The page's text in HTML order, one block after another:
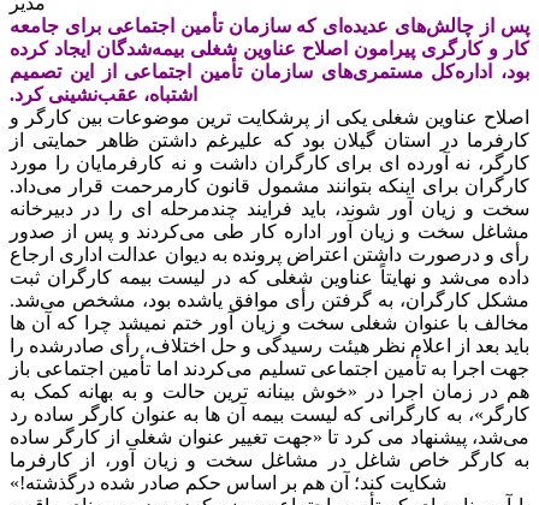
پس از چالش‌های عدیده‌ای که سازمان تأمین اجتماعی برای جامعه
کار و کارگری پیرامون اصلاح عناوین شغلی بیمه‌شدگان ایجاد کرده
بود، اداره‌کل مستمری‌های سازمان تأمین اجتماعی از این تصمیم
اشتباه، عقب‌نشینی کرد.
اصلاح عناوین شغلی یکی از پرشکایت ترین موضوعات بین کارگر و
کارفرما در استان گیلان بود که علیرغم داشتن ظاهر حمایتی از
کارگر، نه آورده ای برای کارگران داشت و نه کارفرمایان را مورد
مرحمت قرار می‌داد. کارگران برای اینکه بتوانند مشمول قانون کار
سخت و زیان آور شوند، باید فرایند چندمرحله ای را در دبیرخانه
مشاغل سخت و زیان آور اداره کار طی می‌کردند و پس از صدور
رأی و درصورت داشتن اعتراض پرونده به دیوان عدالت اداری ارجاع
داده می‌شد و نهایتاً عناوین شغلی که در لیست بیمه کارگران ثبت
شده بود، مشخص می‌شد.مشکل کارگران، به گرفتن رأی موافق یا
مخالف با عنوان شغلی سخت و زیان آور ختم نمیشد چرا که آن ها
باید بعد از اعلام نظر هیئت رسیدگی و حل اختلاف، رأی صادرشده را
جهت اجرا به تأمین اجتماعی تسلیم می‌کردند اما تأمین اجتماعی باز
هم در زمان اجرا در «خوش بینانه ترین حالت و به بهانه کمک به
کارگر»، به کارگرانی که لیست بیمه آن ها به عنوان کارگر ساده رد
می‌شد، پیشنهاد می کرد تا «جهت تغییر عنوان شغلی از کارگر ساده
به کارگر خاص شاغل در مشاغل سخت و زیان آور، از کارفرما
شکایت کند؛ آن هم بر اساس حکم صادر شده درگذشته!»